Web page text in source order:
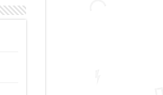
₫.